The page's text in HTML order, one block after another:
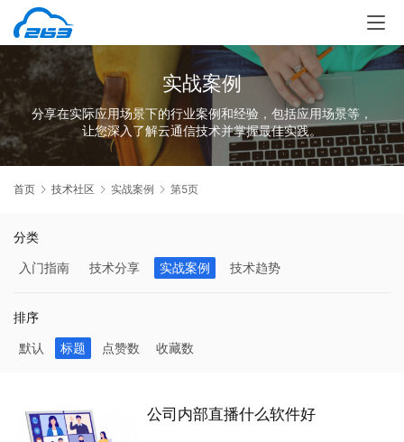
实战案例
分享在实际应用场景下的行业案例和经验，包括应用场景等，
让您深入了解云通信技术并掌握最佳实践。
首页 技术社区 实战案例 第5页
分类
入门指南
技术分享 实战案例 技术趋势
排序
默认
标题 点赞数 收藏数
公司内部直播什么软件好